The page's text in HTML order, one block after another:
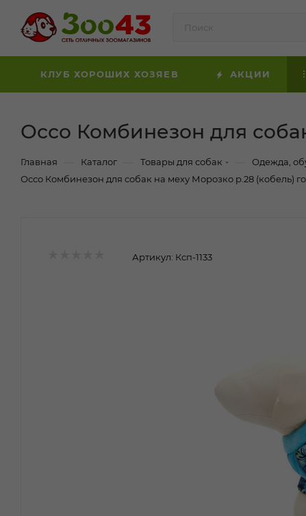
КЛУБ ХОРОШИХ ХОЗЯЕВ АКЦИИ
Оссо Комбинезон для
Главная Каталог Товары для собак Одежда,
Оссо Комбинезон для собак на меху Морозко р.28 (кобель)
Артикул: Ксп-1133